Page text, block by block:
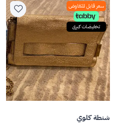
سعر قابل للتفاوض
تخفيضات كبرى
شنطة كلوي